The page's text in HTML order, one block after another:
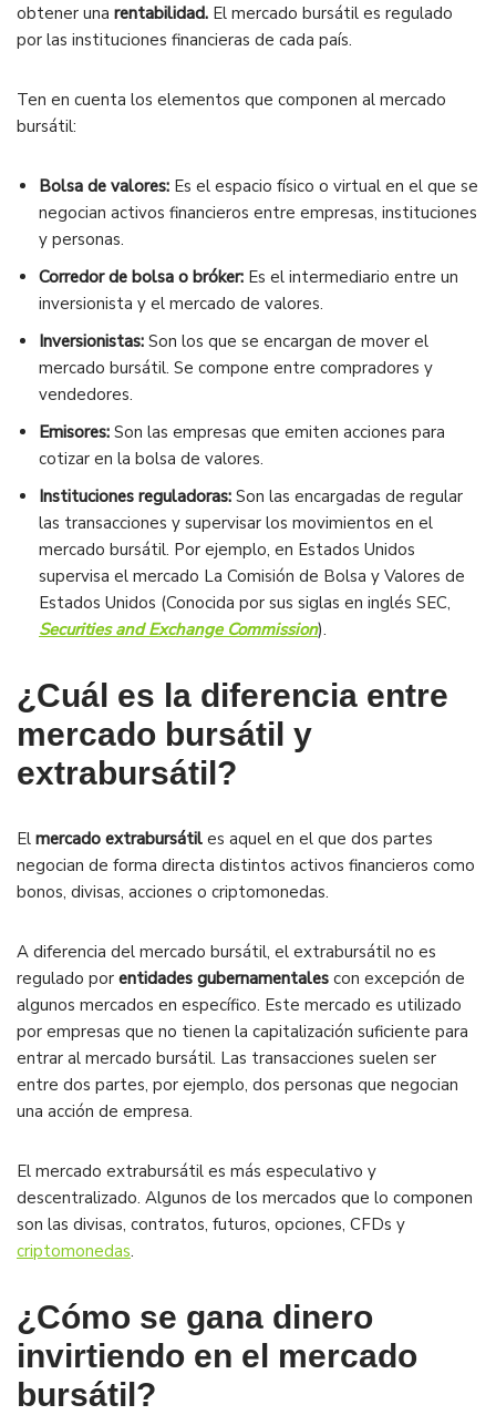
obtener una rentabilidad. El mercado bursátil es regulado
por las instituciones financieras de cada país.
Ten en cuenta los elementos que componen al mercado
bursátil:
Bolsa de valores: Es el espacio físico o virtual en el que se
negocian activos financieros entre empresas, instituciones
y personas.
Corredor de bolsa o bróker: Es el intermediario entre un
inversionista y el mercado de valores.
Inversionistas: Son los que se encargan de mover el
mercado bursátil. Se compone entre compradores y
vendedores.
Emisores: Son las empresas que emiten acciones para
cotizar en la bolsa de valores.
Instituciones reguladoras: Son las encargadas de regular
las transacciones y supervisar los movimientos en el
mercado bursátil. Por ejemplo, en Estados Unidos
supervisa el mercado La Comisión de Bolsa y Valores​​ de
Estados Unidos (Conocida por sus siglas en inglés SEC,
Securities and Exchange Commission).
¿Cuál es la diferencia entre
mercado bursátil y
extrabursátil?
El mercado extrabursátil es aquel en el que dos partes
negocian de forma directa distintos activos financieros como
bonos, divisas, acciones o criptomonedas.
A diferencia del mercado bursátil, el extrabursátil no es
regulado por entidades gubernamentales con excepción de
algunos mercados en específico. Este mercado es utilizado
por empresas que no tienen la capitalización suficiente para
entrar al mercado bursátil. Las transacciones suelen ser
entre dos partes, por ejemplo, dos personas que negocian
una acción de empresa.
El mercado extrabursátil es más especulativo y
descentralizado. Algunos de los mercados que lo componen
son las divisas, contratos, futuros, opciones, CFDs y
criptomonedas.
¿Cómo se gana dinero
invirtiendo en el mercado
bursátil?